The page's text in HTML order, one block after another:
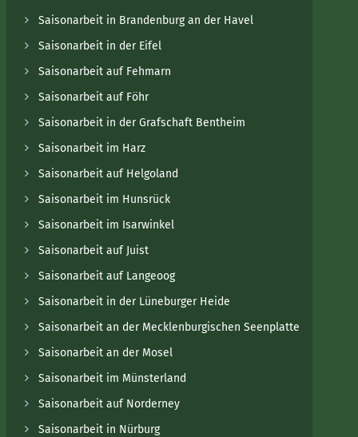
Saisonarbeit in Brandenburg an der Havel
Saisonarbeit in der Eifel
Saisonarbeit auf Fehmarn
Saisonarbeit auf Föhr
Saisonarbeit in der Grafschaft Bentheim
Saisonarbeit im Harz
Saisonarbeit auf Helgoland
Saisonarbeit im Hunsrück
Saisonarbeit im Isarwinkel
Saisonarbeit auf Juist
Saisonarbeit auf Langeoog
Saisonarbeit in der Lüneburger Heide
Saisonarbeit an der Mecklenburgischen Seenplatte
Saisonarbeit an der Mosel
Saisonarbeit im Münsterland
Saisonarbeit auf Norderney
Saisonarbeit in Nürburg